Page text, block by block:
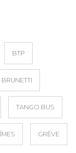
BTP
TANGO BUS
GRÈVE